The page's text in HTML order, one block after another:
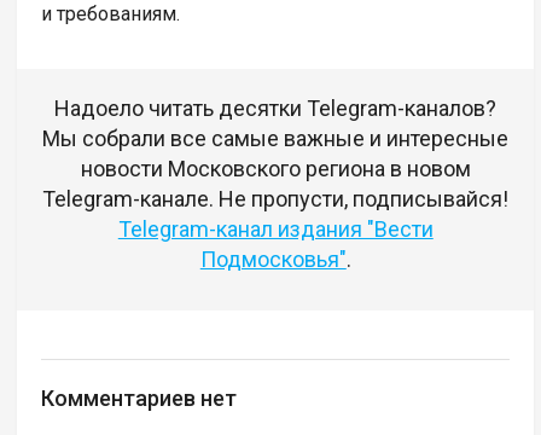
и требованиям.
Надоело читать десятки Telegram-каналов?
Мы собрали все самые важные и интересные
новости Московского региона в новом
Telegram-канале. Не пропусти, подписывайся!
Telegram-канал издания "Вести
Подмосковья".
Комментариев нет